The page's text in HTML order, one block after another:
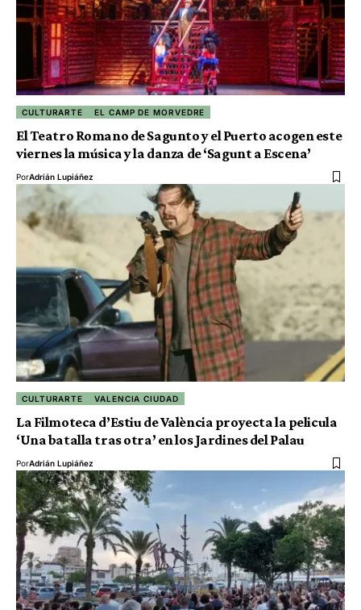
CULTURARTE EL CAMP DE MORVEDRE
El Teatro Romano de Sagunto y el Puerto acogen este
viernes la música y la danza de ‘Sagunt a Escena’
PorAdrián Lupiáñez
CULTURARTE VALENCIA CIUDAD
La Filmoteca d’Estiu de València proyecta la pelicula
‘Una batalla tras otra’ en los Jardines del Palau
PorAdrián Lupiáñez